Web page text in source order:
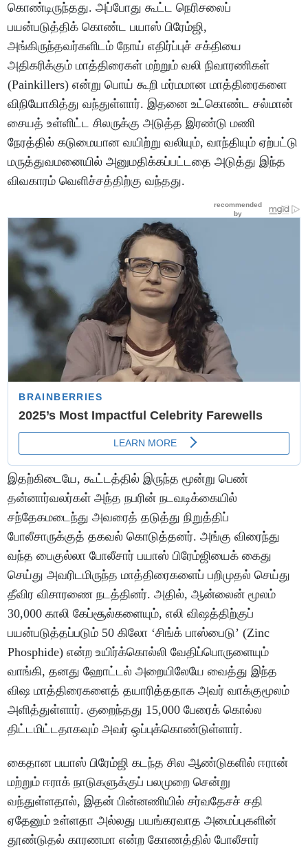
கொண்டிருந்தது. அப்போது கூட்ட நெரிசலைப்
பயன்படுத்திக் கொண்ட பயாஸ் பிரேம்ஜி,
அங்கிருந்தவர்களிடம் நோய் எதிர்ப்புச் சக்தியை
அதிகரிக்கும் மாத்திரைகள் மற்றும் வலி நிவாரணிகள்
(Painkillers) என்று பொய் கூறி மர்மமான மாத்திரைகளை
விநியோகித்து வந்துள்ளார். இதனை உட்கொண்ட சல்மான்
சையத் உள்ளிட்ட சிலருக்கு அடுத்த இரண்டு மணி
நேரத்தில் கடுமையான வயிற்று வலியும், வாந்தியும் ஏற்பட்டு
மருத்துவமனையில் அனுமதிக்கப்பட்டதை அடுத்து இந்த
விவகாரம் வெளிச்சத்திற்கு வந்தது.
இதற்கிடையே, கூட்டத்தில் இருந்த மூன்று பெண்
தன்னார்வலர்கள் அந்த நபரின் நடவடிக்கையில்
சந்தேகமடைந்து அவரைத் தடுத்து நிறுத்திப்
போலீசாருக்குத் தகவல் கொடுத்தனர். அங்கு விரைந்து
வந்த பைகுல்லா போலீசார் பயாஸ் பிரேம்ஜியைக் கைது
செய்து அவரிடமிருந்த மாத்திரைகளைப் பறிமுதல் செய்து
தீவிர விசாரணை நடத்தினர். அதில், ஆன்லைன் மூலம்
30,000 காலி கேப்சூல்களையும், எலி விஷத்திற்குப்
பயன்படுத்தப்படும் 50 கிலோ ‘சிங்க் பாஸ்பைடு’ (Zinc
Phosphide) என்ற உயிர்க்கொல்லி வேதிப்பொருளையும்
வாங்கி, தனது ஹோட்டல் அறையிலேயே வைத்து இந்த
விஷ மாத்திரைகளைத் தயாரித்ததாக அவர் வாக்குமூலம்
அளித்துள்ளார். குறைந்தது 15,000 பேரைக் கொல்ல
திட்டமிட்டதாகவும் அவர் ஒப்புக்கொண்டுள்ளார்.
கைதான பயாஸ் பிரேம்ஜி கடந்த சில ஆண்டுகளில் ஈரான்
மற்றும் ஈராக் நாடுகளுக்குப் பலமுறை சென்று
வந்துள்ளதால், இதன் பின்னணியில் சர்வதேசச் சதி
ஏதேனும் உள்ளதா அல்லது பயங்கரவாத அமைப்புகளின்
தூண்டுதல் காரணமா என்ற கோணத்தில் போலீசார்